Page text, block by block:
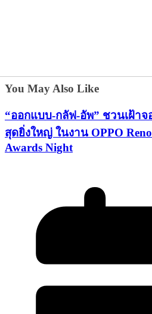
You May Also Like
“ออกแบบ-กลัฟ-อัพ” ชวนเฝ้าจ
สุดยิ่งใหญ่ ในงาน OPPO
Awards Night